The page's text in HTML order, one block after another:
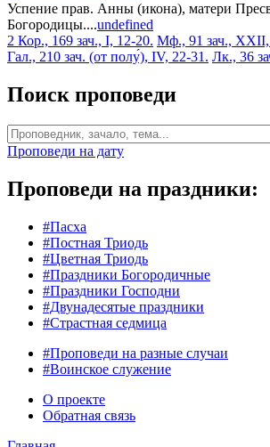
Успение прав. Анны (икона), матери
Богородицы....undefined
2 Кор., 169 зач., I, 12-20. Мф., 91 зач., XXII,
Гал., 210 зач. (от полу́), IV, 22-31. Лк., 36
Поиск проповеди
Проповеди на дату
Проповеди на праздники:
#Пасха
#Постная Триодь
#Цветная Триодь
#Праздники Богородичные
#Праздники Господни
#Двунадесятые праздники
#Страстная седмица
#Проповеди на разные случаи
#Воинское служение
О проекте
Обратная связь